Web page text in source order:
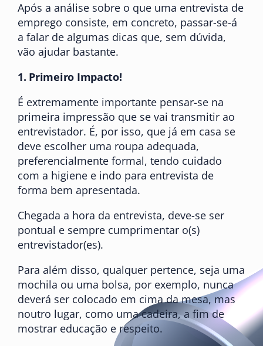
Após a análise sobre o que uma entrevista de
emprego consiste, em concreto, passar-se-á
a falar de algumas dicas que, sem dúvida,
vão ajudar bastante.
1. Primeiro Impacto!
É extremamente importante pensar-se na
primeira impressão que se vai transmitir ao
entrevistador. É, por isso, que já em casa se
deve escolher uma roupa adequada,
preferencialmente formal, tendo cuidado
com a higiene e indo para entrevista de
forma bem apresentada.
Chegada a hora da entrevista, deve-se ser
pontual e sempre cumprimentar o(s)
entrevistador(es).
Para além disso, qualquer pertence, seja uma
mochila ou uma bolsa, por exemplo, nunca
deverá ser colocado em cima da mesa, mas
noutro lugar, como uma cadeira, a fim de
mostrar educação e respeito.